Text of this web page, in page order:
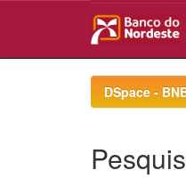
DSpace -